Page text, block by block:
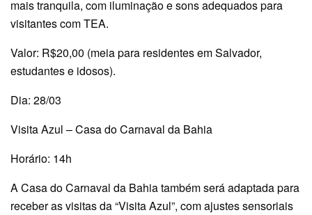
mais tranquila, com iluminação e sons adequados para
visitantes com TEA.
Valor: R$20,00 (meia para residentes em Salvador,
estudantes e idosos).
Dia: 28/03
Visita Azul – Casa do Carnaval da Bahia
Horário: 14h
A Casa do Carnaval da Bahia também será adaptada para
receber as visitas da “Visita Azul”, com ajustes sensoriais